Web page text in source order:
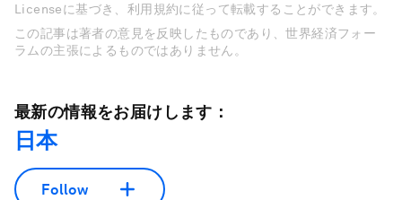
Licenseに基づき、利用規約に従って転載することができます。
この記事は著者の意見を反映したものであり、世界経済フォー
ラムの主張によるものではありません。
最新の情報をお届けします：
日本
Follow